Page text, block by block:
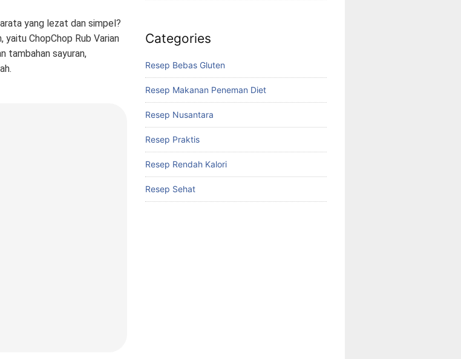
yang lezat dan simpel?
yaitu ChopChop Rub Varian
tambahan sayuran,
Categories
Resep Bebas Gluten
Resep Makanan Peneman Diet
Resep Nusantara
Resep Praktis
Resep Rendah Kalori
Resep Sehat